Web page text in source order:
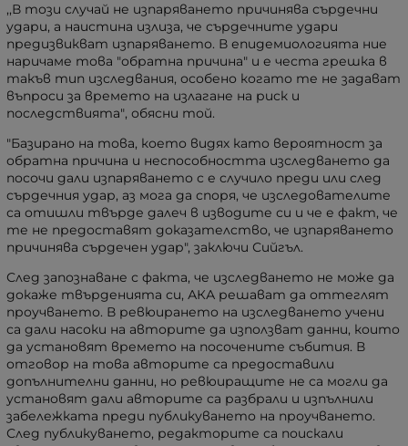
,,В този случай не изпаряването причинява сърдечни
удари, а наистина излиза, че сърдечните удари
предизвикват изпаряването. В епидемиологията ние
наричаме това "обратна причина" и е честа грешка в
такъв тип изследвания, особено когато те не задават
въпроси за времето на излагане на риск и
последствията", обясни той.
"Базирано на това, което видях като вероятност за
обратна причина и неспособността изследването да
посочи дали изпаряването с е случило преди или след
сърдечния удар, аз мога да споря, че изследователите
са отишли твърде далеч в изводите си и че е факт, че
те не предоставят доказателство, че изпаряването
причинява сърдечен удар", заключи Сийгъл.
След запознаване с факта, че изследването не може да
докаже твърденията си, АКА решават да оттеглят
проучването. В ревюирането на изследването учени
са дали насоки на авторите да използват данни, които
да установят времето на посочените събития. В
отговор на това авторите са предоставили
допълнителни данни, но ревюиращите не са могли да
установят дали авторите са разбрали и изпълнили
забележката преди публикуването на проучването.
След публикуването, редакторите са поискали